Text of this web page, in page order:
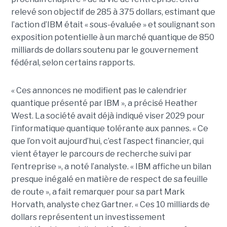
relevé son objectif de 285 à 375 dollars, estimant que
l’action d’IBM était « sous-évaluée » et soulignant son
exposition potentielle à un marché quantique de 850
milliards de dollars soutenu par le gouvernement
fédéral, selon certains rapports.
« Ces annonces ne modifient pas le calendrier
quantique présenté par IBM », a précisé Heather
West. La société avait déjà indiqué viser 2029 pour
l’informatique quantique tolérante aux pannes. « Ce
que l’on voit aujourd’hui, c’est l’aspect financier, qui
vient étayer le parcours de recherche suivi par
l’entreprise », a noté l’analyste. « IBM affiche un bilan
presque inégalé en matière de respect de sa feuille
de route », a fait remarquer pour sa part Mark
Horvath, analyste chez Gartner. « Ces 10 milliards de
dollars représentent un investissement